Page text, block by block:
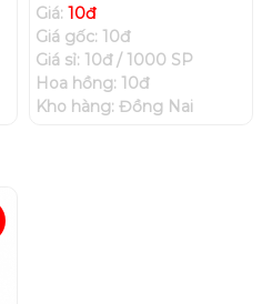
Giá: 10đ
Giá gốc: 10đ
Giá sỉ: 10đ / 1000 SP
Hoa hồng: 10đ
Kho hàng: Đồng Nai